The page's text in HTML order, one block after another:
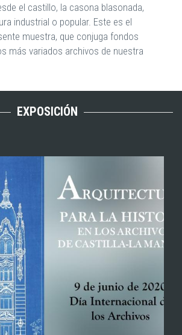
el castillo, la casona blasonada,
industrial o popular. Este es el
muestra, que conjuga fondos
más variados archivos de nuestra
EXPOSICIÓN